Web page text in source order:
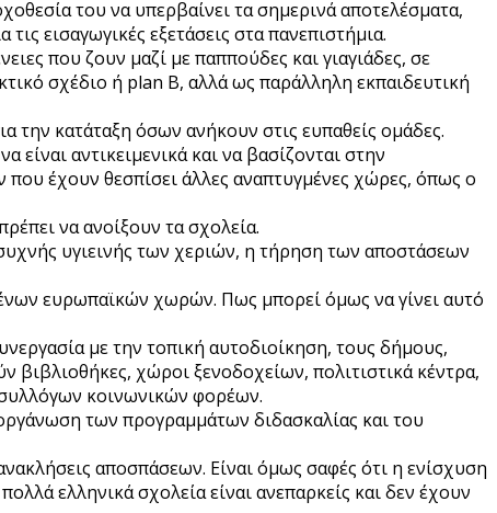
του να υπερβαίνει τα σημερινά αποτελέσματα,
εισαγωγικές εξετάσεις στα πανεπιστήμια.
που ζουν μαζί με παππούδες και γιαγιάδες, σε
σχέδιο ή plan B, αλλά ως παράλληλη εκπαιδευτική
την κατάταξη όσων ανήκουν στις ευπαθείς ομάδες.
αντικειμενικά και να βασίζονται στην
που έχουν θεσπίσει άλλες αναπτυγμένες χώρες, όπως ο
να ανοίξουν τα σχολεία.
υγιεινής των χεριών, η τήρηση των αποστάσεων
ευρωπαϊκών χωρών. Πως μπορεί όμως να γίνει αυτό
με την τοπική αυτοδιοίκηση, τους δήμους,
βιβλιοθήκες, χώροι ξενοδοχείων, πολιτιστικά κέντρα,
συλλόγων κοινωνικών φορέων.
των προγραμμάτων διδασκαλίας και του
αποσπάσεων. Είναι όμως σαφές ότι η ενίσχυση
ελληνικά σχολεία είναι ανεπαρκείς και δεν έχουν